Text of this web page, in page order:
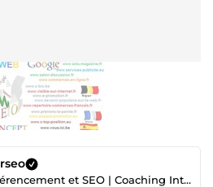
Consultant Référencement et SEO | Coaching Internet | Webmaster | Optimisation de Sites Web